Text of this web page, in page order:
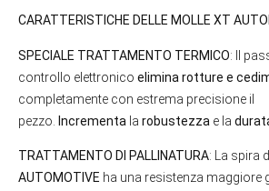
CARATTERISTICHE DELLE MOLLE XT
SPECIALE TRATTAMENTO TERMICO: Il
controllo elettronico elimina rotture e
completamente con estrema precisione il
pezzo.
Incrementa la robustezza e la
TRATTAMENTO DI PALLINATURA: La spira
AUTOMOTIVE ha una resistenza maggiore